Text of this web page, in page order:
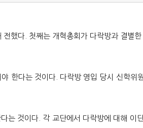
했다. 첫째는 개혁총회가 다락방과 결별
한다는 것이다. 다락방 영입 당시 신학
것이다. 각 교단에서 다락방에 대해